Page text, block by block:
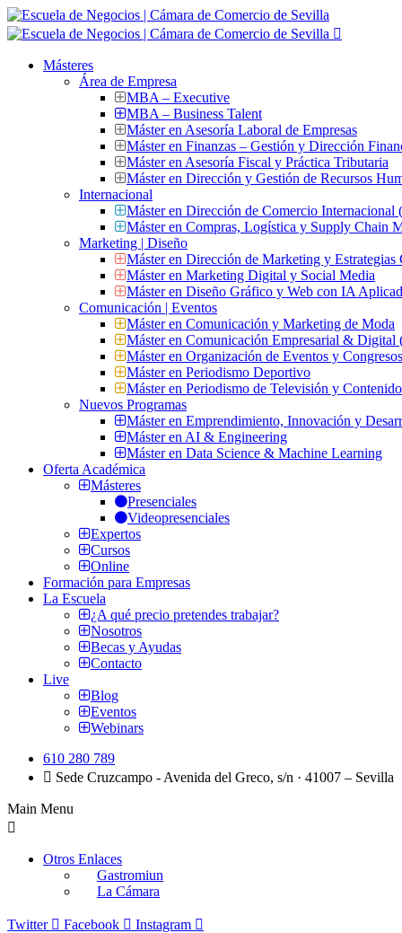
Másteres
Área de Empresa
MBA – Executive
MBA – Business Talent
Máster en Asesoría Laboral de Empresas
Máster en Finanzas – Gestión y Dirección
Máster en Asesoría Fiscal y Práctica Tributaria
Máster en Dirección y Gestión de Recursos
Internacional
Máster en Dirección de Comercio
Máster en Compras, Logística y Supply Chain
Marketing | Diseño
Máster en Dirección de Marketing y Estrategias
Máster en Marketing Digital y Social Media
Máster en Diseño Gráfico y Web con IA
Comunicación | Eventos
Máster en Comunicación y Marketing de Moda
Máster en Comunicación Empresarial &
Máster en Organización de Eventos y
Máster en Periodismo Deportivo
Máster en Periodismo de Televisión y
Nuevos Programas
Máster en Emprendimiento, Innovación y
Máster en AI & Engineering
Máster en Data Science & Machine Learning
Oferta Académica
Másteres
Presenciales
Videopresenciales
Expertos
Cursos
Online
Formación para Empresas
La Escuela
¿A qué precio pretendes trabajar?
Nosotros
Becas y Ayudas
Contacto
Live
Blog
Eventos
Webinars
610 280 789
Sede Cruzcampo - Avenida del Greco, s/n · 41007 – Sevilla
Main Menu
Otros Enlaces
Gastromiun
La Cámara
Twitter Facebook Instagram